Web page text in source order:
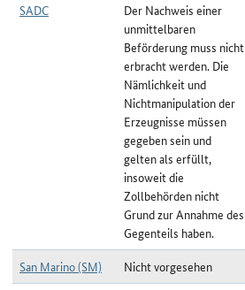
SADC
Der Nachweis einer
unmittelbaren
Beförderung muss nicht
erbracht werden. Die
Nämlichkeit und
Nichtmanipulation der
Erzeugnisse müssen
gegeben sein und
gelten als erfüllt,
insoweit die
Zollbehörden nicht
Grund zur Annahme des
Gegenteils haben.
San Marino (SM)
Nicht vorgesehen